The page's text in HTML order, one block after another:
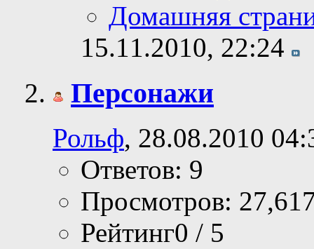
Домашняя
15.11.2010, 22:24
Персонажи
Рольф, 28.08.2010
Ответов: 9
Просмотров:
Рейтинг0 / 5